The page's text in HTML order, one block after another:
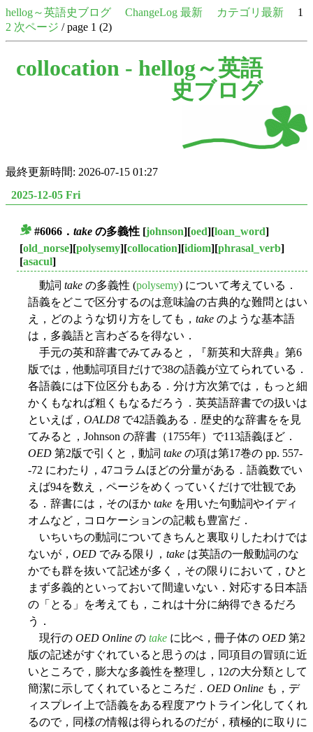
hellog～英語史ブログ ChangeLog 最新 カテゴリ最新 1
2 次ページ / page 1 (2)
collocation - hellog～英語
史ブログ
最終更新時間: 2026-07-15 01:27
2025-12-05 Fri
#6066． take の多義性 [johnson][oed][loan_word]
[old_norse][polysemy][collocation][idiom][phrasal_verb]
[asacul]
動詞 take の多義性 (polysemy) について考えている．
語義をどこで区分するのは意味論の古典的な難問とはい
え，どのような切り方をしても， take のような基本語
は，多義語と言わざるを得ない．
手元の英和辞書でみてみると，『新英和大辞典』第6
版では，他動詞項目だけで38の語義が立てられている．
各語義には下位区分もある．分け方次第では，もっと細
かくもなれば粗くもなるだろう．英英語辞書での扱いは
といえば， OALD8 で42語義ある．歴史的な辞書をを見
てみると，Johnson の辞書（1755年）で113語義ほど．
OED 第2版で引くと，動詞 take の項は第17巻の pp. 557-
-72 にわたり，47コラムほどの分量がある．語義数でい
えば94を数え，ページをめくっていくだけで壮観であ
る．辞書には，そのほか take を用いた句動詞やイディ
オムなど，コロケーションの記載も豊富だ．
いちいちの動詞についてきちんと裏取りしたわけでは
ないが， OED でみる限り， take は英語の一般動詞のな
かでも群を抜いて記述が多く，その限りにおいて，ひと
まず多義的といっておいて間違いない．対応する日本語
の「とる」を考えても，これは十分に納得できるだろ
う．
現行の OED Online の take に比べ，冊子体の OED 第2
版の記述がすぐれていると思うのは，同項目の冒頭に近
いところで，膨大な多義性を整理し，12の大分類として
簡潔に示してくれているところだ． OED Online も，デ
ィスプレイ上で語義をある程度アウトライン化してくれ
るので，同様の情報は得られるのだが，積極的に取りに